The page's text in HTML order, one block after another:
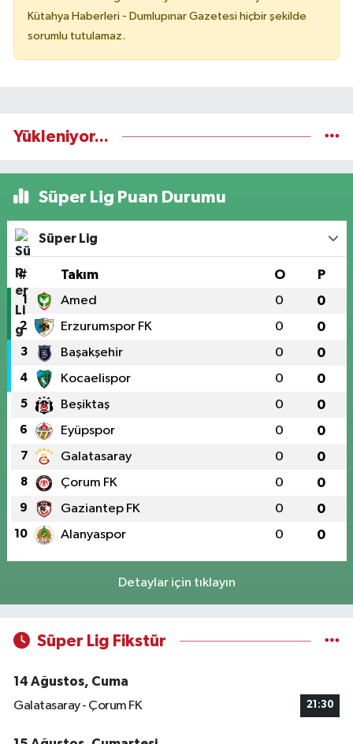
Kütahya Haberleri - Dumlupınar Gazetesi hiçbir şekilde
sorumlu tutulamaz.
Yükleniyor...
Süper Lig Puan Durumu
Süper Lig
# Takım O P
1 Amed 0 0
2 Erzurumspor FK 0 0
3 Başakşehir 0 0
4 Kocaelispor 0 0
5 Beşiktaş 0 0
6 Eyüpspor 0 0
7 Galatasaray 0 0
8 Çorum FK 0 0
9 Gaziantep FK 0 0
10 Alanyaspor 0 0
Detaylar için tıklayın
Süper Lig Fikstür
14 Ağustos, Cuma
Galatasaray - Çorum FK
21:30